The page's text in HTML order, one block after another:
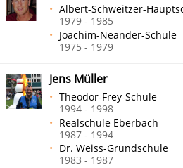
Albert-Schweitzer-
1979 - 1985
Joachim-Neander-Schule
1975 - 1979
Jens Müller
Theodor-Frey-Schule
1994 - 1998
Realschule Eberbach
1987 - 1994
Dr. Weiss-Grundschule
1983 - 1987